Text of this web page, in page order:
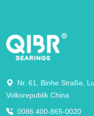
Nr. 61, Binhe Straße,
Volksrepublik China
0086 400-865-0020